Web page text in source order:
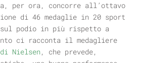
per ora, concorre all’ottavo
di 46 medaglie in 20 sport
podio in più rispetto a
ci racconta il medagliere
di Nielsen, che prevede,